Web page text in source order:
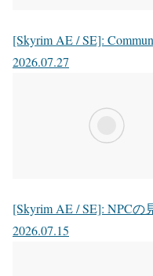
[Skyrim AE / SE]:
2026.07.27
[Skyrim AE / SE]: NPC
2026.07.15